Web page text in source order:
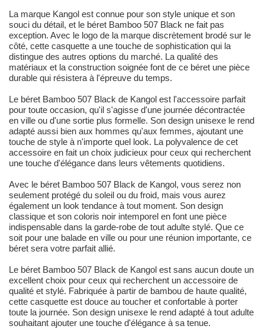
La marque Kangol est connue pour son style unique et son
souci du détail, et le béret Bamboo 507 Black ne fait pas
exception. Avec le logo de la marque discrètement brodé sur le
côté, cette casquette a une touche de sophistication qui la
distingue des autres options du marché. La qualité des
matériaux et la construction soignée font de ce béret une pièce
durable qui résistera à l'épreuve du temps.
Le béret Bamboo 507 Black de Kangol est l'accessoire parfait
pour toute occasion, qu'il s'agisse d'une journée décontractée
en ville ou d'une sortie plus formelle. Son design unisexe le rend
adapté aussi bien aux hommes qu'aux femmes, ajoutant une
touche de style à n'importe quel look. La polyvalence de cet
accessoire en fait un choix judicieux pour ceux qui recherchent
une touche d'élégance dans leurs vêtements quotidiens.
Avec le béret Bamboo 507 Black de Kangol, vous serez non
seulement protégé du soleil ou du froid, mais vous aurez
également un look tendance à tout moment. Son design
classique et son coloris noir intemporel en font une pièce
indispensable dans la garde-robe de tout adulte stylé. Que ce
soit pour une balade en ville ou pour une réunion importante, ce
béret sera votre parfait allié.
Le béret Bamboo 507 Black de Kangol est sans aucun doute un
excellent choix pour ceux qui recherchent un accessoire de
qualité et stylé. Fabriquée à partir de bambou de haute qualité,
cette casquette est douce au toucher et confortable à porter
toute la journée. Son design unisexe le rend adapté à tout adulte
souhaitant ajouter une touche d'élégance à sa tenue.